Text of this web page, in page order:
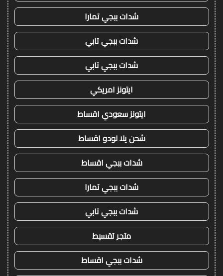
شدات ببجي تمارا
شدات ببجي تابي
شدات ببجي تابي
ايتونز امريكي
ايتونز سعودي اقساط
شحن يلا لودو اقساط
شدات ببجي اقساط
شدات ببجي تمارا
شدات ببجي تابي
متجر تقسيط
شدات ببجي اقساط